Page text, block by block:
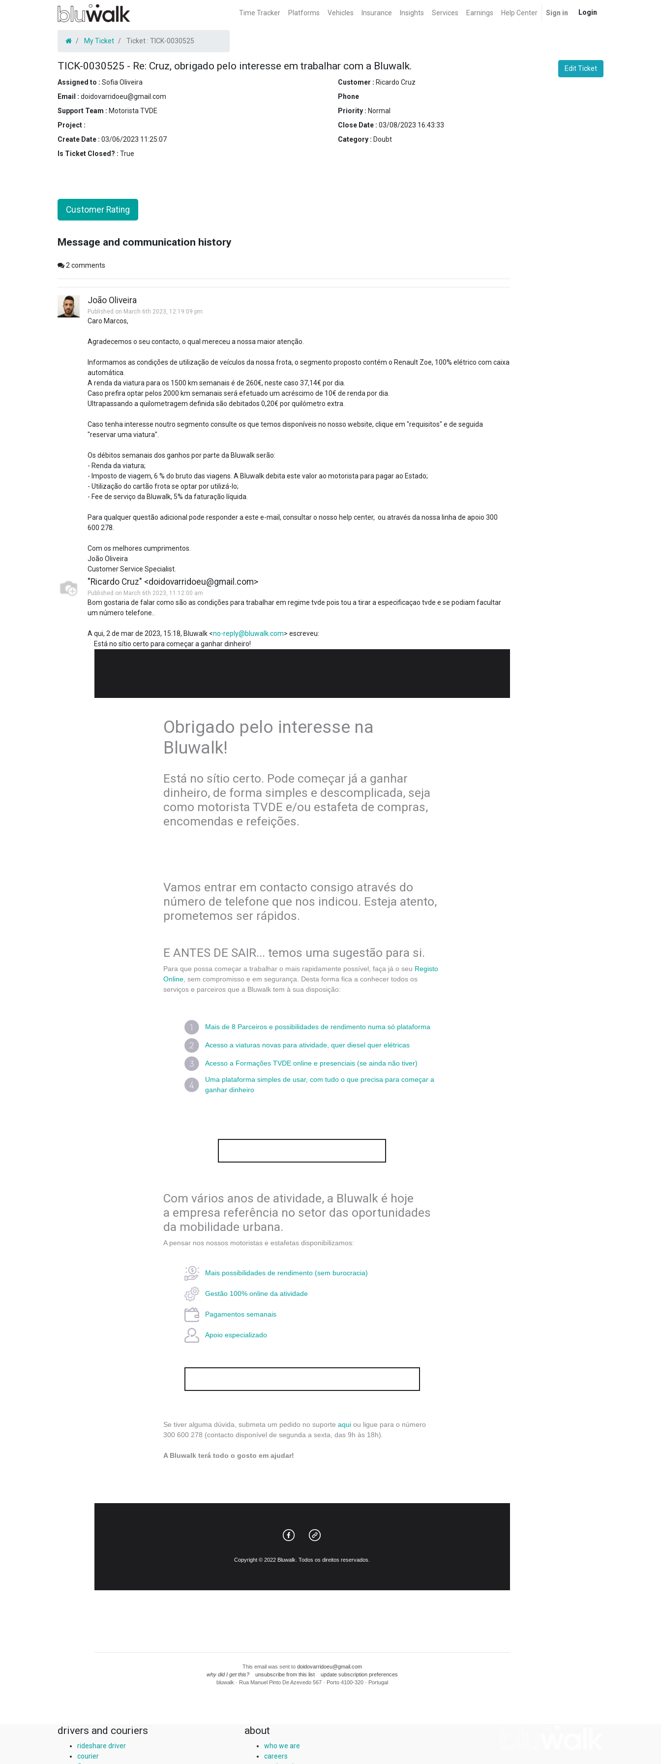
Time Tracker Platforms Vehicles Insurance Insights Services Earnings Help Center Sign in Login
My Ticket Ticket : TICK-0030525
TICK-0030525 - Re: Cruz, obrigado pelo interesse em trabalhar com a Bluwalk.
Edit Ticket
Assigned to : Sofia Oliveira
Email : doidovarridoeu@gmail.com
Support Team : Motorista TVDE
Project :
Create Date : 03/06/2023 11:25:07
Is Ticket Closed? : True
Customer : Ricardo Cruz
Phone
Priority : Normal
Close Date : 03/08/2023 16:43:33
Category : Doubt
Customer Rating
Message and communication history
2 comments
João Oliveira
Published on March 6th 2023, 12:19:09 pm
Caro Marcos,
Agradecemos o seu contacto, o qual mereceu a nossa maior atenção.
Informamos as condições de utilização de veículos da nossa frota, o segmento proposto contém o Renault Zoe, 100% elétrico com caixa
automática.
A renda da viatura para os 1500 km semanais é de 260€, neste caso 37,14€ por dia.
Caso prefira optar pelos 2000 km semanais será efetuado um acréscimo de 10€ de renda por dia.
Ultrapassando a quilometragem definida são debitados 0,20€ por quilómetro extra.
Caso tenha interesse noutro segmento consulte os que temos disponíveis no nosso website, clique em "requisitos" e de seguida
"reservar uma viatura".
Os débitos semanais dos ganhos por parte da Bluwalk serão:
- Renda da viatura;
- Imposto de viagem, 6 % do bruto das viagens. A Bluwalk debita este valor ao motorista para pagar ao Estado;
- Utilização do cartão frota se optar por utilizá-lo;
- Fee de serviço da Bluwalk, 5% da faturação líquida.
Para qualquer questão adicional pode responder a este e-mail, consultar o nosso help center, ou através da nossa linha de apoio 300
600 278.
Com os melhores cumprimentos.
João Oliveira
Customer Service Specialist.
"Ricardo Cruz" <doidovarridoeu@gmail.com>
Published on March 6th 2023, 11:12:00 am
Bom gostaria de falar como são as condições para trabalhar em regime tvde pois tou a tirar a especificaçao tvde e se podiam facultar
um número telefone..
A qui, 2 de mar de 2023, 15:18, Bluwalk <no-reply@bluwalk.com> escreveu:
Está no sítio certo para começar a ganhar dinheiro!
Obrigado pelo interesse na
Bluwalk!
Está no sítio certo. Pode começar já a ganhar
dinheiro, de forma simples e descomplicada, seja
como motorista TVDE e/ou estafeta de compras,
encomendas e refeições.
Vamos entrar em contacto consigo através do
número de telefone que nos indicou. Esteja atento,
prometemos ser rápidos.
E ANTES DE SAIR... temos uma sugestão para si.
Para que possa começar a trabalhar o mais rapidamente possível, faça já o seu Registo
Online , sem compromisso e em segurança. Desta forma fica a conhecer todos os
serviços e parceiros que a Bluwalk tem à sua disposição:
Mais de 8 Parceiros e possibilidades de rendimento numa só plataforma
Acesso a viaturas novas para atividade, quer diesel quer elétricas
Acesso a Formações TVDE online e presenciais (se ainda não tiver)
Uma plataforma simples de usar, com tudo o que precisa para começar a
ganhar dinheiro
Com vários anos de atividade, a Bluwalk é hoje
a empresa referência no setor das oportunidades
da mobilidade urbana.
A pensar nos nossos motoristas e estafetas disponibilizamos:
Mais possibilidades de rendimento (sem burocracia)
Gestão 100% online da atividade
Pagamentos semanais
Apoio especializado
Se tiver alguma dúvida, submeta um pedido no suporteaqui ou ligue para o número
300 600 278 (contacto disponível de segunda a sexta, das 9h às 18h).
A Bluwalk terá todo o gosto em ajudar!
Copyright © 2022 Bluwalk. Todos os direitos reservados.
This email was sent to doidovarridoeu@gmail.com
why did I get this?
unsubscribe from this list
update subscription preferences
bluwalk · Rua Manuel Pinto De Azevedo 567 · Porto 4100-320 · Portugal
drivers and couriers
rideshare driver
courier
about
who we are
careers